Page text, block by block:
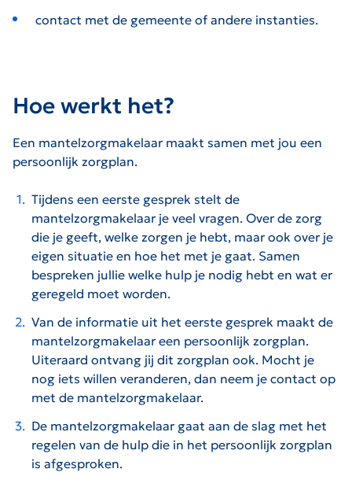
contact met de gemeente of andere instanties.
Hoe werkt het?
Een mantelzorgmakelaar maakt samen met jou een
persoonlijk zorgplan.
Tijdens een eerste gesprek stelt de
mantelzorgmakelaar je veel vragen. Over de zorg
die je geeft, welke zorgen je hebt, maar ook over je
eigen situatie en hoe het met je gaat. Samen
bespreken jullie welke hulp je nodig hebt en wat er
geregeld moet worden.
Van de informatie uit het eerste gesprek maakt de
mantelzorgmakelaar een persoonlijk zorgplan.
Uiteraard ontvang jij dit zorgplan ook. Mocht je
nog iets willen veranderen, dan neem je contact op
met de mantelzorgmakelaar.
De mantelzorgmakelaar gaat aan de slag met het
regelen van de hulp die in het persoonlijk zorgplan
is afgesproken.